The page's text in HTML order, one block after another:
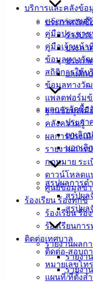
บริการและคลังข้อ
e-Service ข
คู่มือประชา
คู่มือเจ้าหน้า
ข้อมูลทางวั
สถิติการให้บ
ข้อมูลทางวั
แพลตฟอร์มข้
ฐานข้อมูลเมื
คลังความรู้
ผลการประเ
รายงานการ
กฎหมาย ระเ
ดาวน์โหลดแ
ศูนย์ข้อมูลข่า
ร้องเรียน ร้องทุกข์
ร้องเรียน ร้อ
ร้องเรียนกา
ติดต่อเทศบาล
ติดต่อ-สอบถ
หมายเลขโท
แผนที่/ที่ตั้งสำ
ประกาศจัดซื้
ร่างปร
ประกา
ประกา
ยกเลิก
ผลการจัดซื้อ
ประกา
ยกเลิก
บอกเลิ
สรุปผลการด
สรุปผล
สรุปผล
รายงานผลก
รายงา
รายงา
เมืองอ่าง
เทศบาลเมือง
อ่างศิลา 90/338
ม.3 ต.เสม็ด
อ.เมือง จ.ชลบุรี
038-
142-100-104
บริการ
ประชาชน
ดาวน์โหลด
แบบ
ฟอร์ม,
เอกสาร